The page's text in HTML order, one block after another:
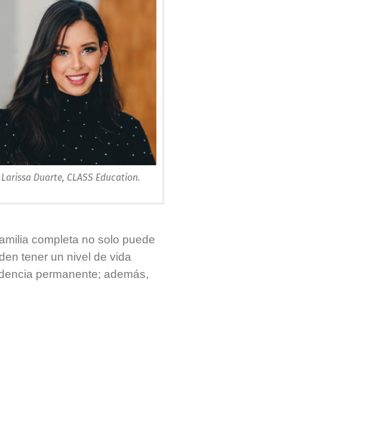
Larissa Duarte, CLASS Education.
completa no solo puede
tener un nivel de vida
permanente; además,